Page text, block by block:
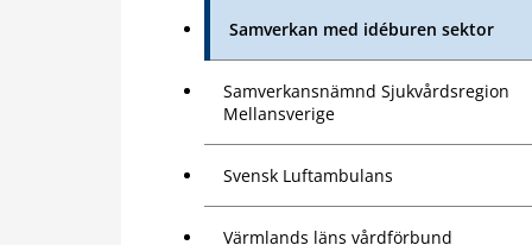
Samverkan med idéburen sektor
Samverkansnämnd Sjukvårdsregion
Mellansverige
Svensk Luftambulans
Värmlands läns vårdförbund